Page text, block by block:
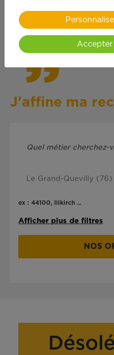
quand
cœ
J'affine ma
ex : 44100, Illkirch ...
Afficher plus de filtres
NOS
Accepter